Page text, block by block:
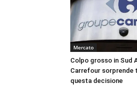
Mercato
Colpo grosso in Sud
Carrefour
questa decisione